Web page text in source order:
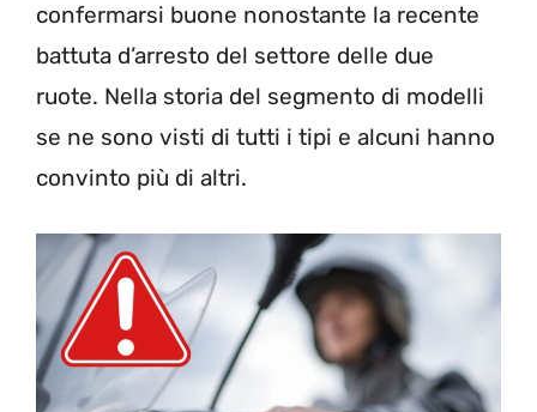
confermarsi buone nonostante la recente
battuta d’arresto del settore delle due
ruote. Nella storia del segmento di modelli
se ne sono visti di tutti i tipi e alcuni hanno
convinto più di altri.